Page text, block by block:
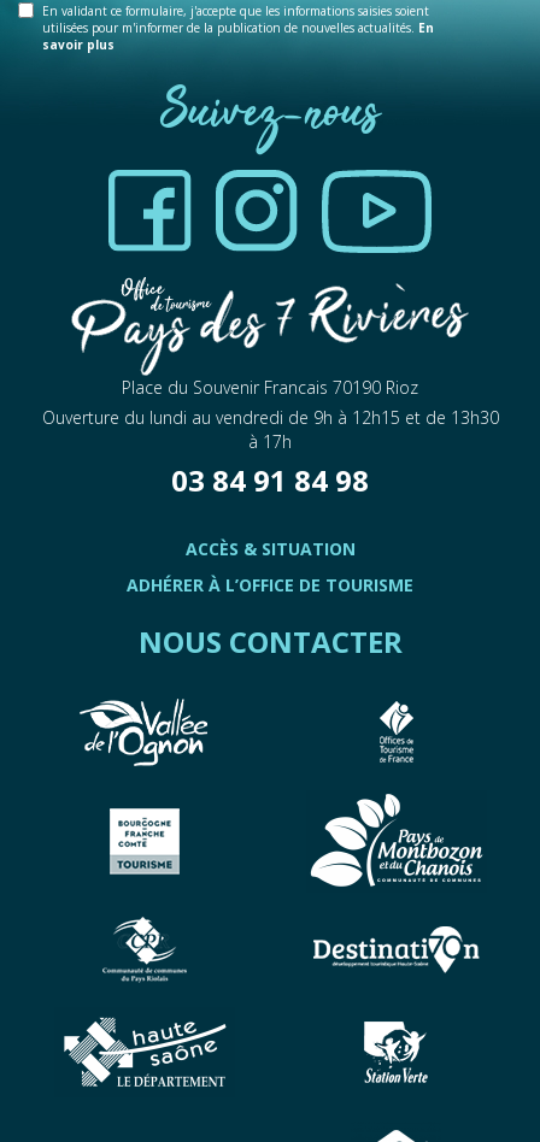
En validant ce formulaire, j'accepte que les informations saisies soient
utilisées pour m'informer de la publication de nouvelles actualités. En
savoir plus
Suivez-nous
Place du Souvenir Francais 70190 Rioz
Ouverture du lundi au vendredi de 9h à 12h15 et de 13h30
à 17h
03 84 91 84 98
ACCÈS & SITUATION
ADHÉRER À L’OFFICE DE TOURISME
NOUS CONTACTER